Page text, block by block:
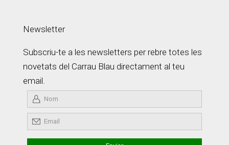
Newsletter
Subscriu-te a les newsletters per rebre totes les
novetats del Carrau Blau directament al teu
email.